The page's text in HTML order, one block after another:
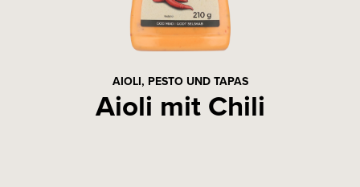
AIOLI, PESTO UND TAPAS
Aioli mit Chili